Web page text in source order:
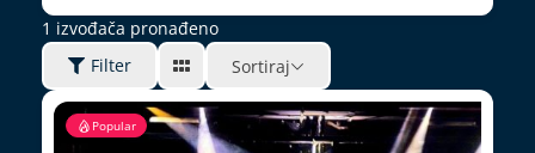
1 izvođača pronađeno
Filter
Sortiraj
Popular